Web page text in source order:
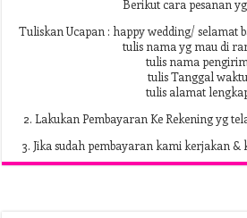
Berikut cara pesanan
Tuliskan Ucapan : happy wedding/ selamat
tulis nama yg mau di
tulis nama
tulis Tanggal
tulis alamat
2. Lakukan Pembayaran Ke Rekening yg
3. Jika sudah pembayaran kami kerjakan